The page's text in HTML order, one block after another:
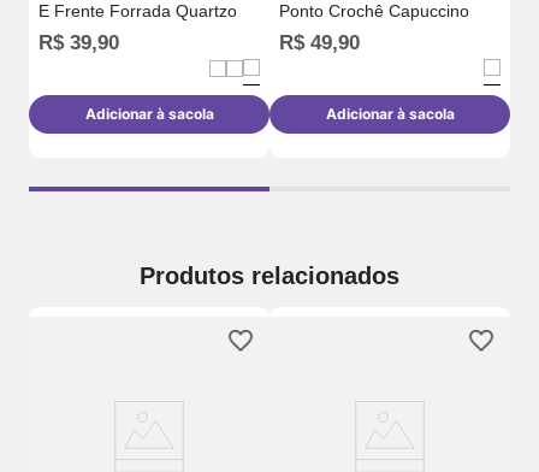
E Frente Forrada Quartzo
R$ 39,90
Adicionar à sacola
Ponto Crochê Capuccino
R$ 49,90
Adicionar à sacola
Produtos relacionados